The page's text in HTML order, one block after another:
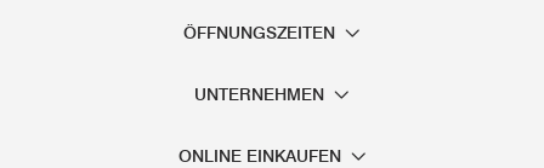
ÖFFNUNGSZEITEN
UNTERNEHMEN
ONLINE EINKAUFEN